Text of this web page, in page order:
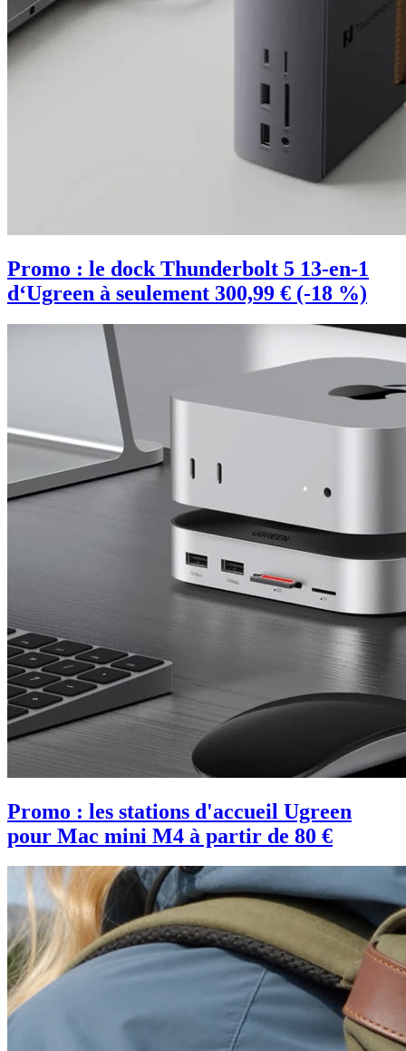
Promo : le dock Thunderbolt 5 13-en-1
d‘Ugreen à seulement 300,99 € (-18 %)
Promo : les stations d'accueil Ugreen
pour Mac mini M4 à partir de 80 €